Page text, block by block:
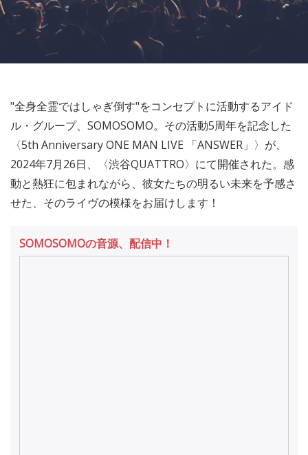
"全身全霊ではしゃぎ倒す"をコンセプトに活動するアイド
ル・グループ、SOMOSOMO。その活動5周年を記念した
〈5th Anniversary ONE MAN LIVE 「ANSWER」〉が、
2024年7月26日、〈渋谷QUATTRO〉にて開催された。感
動と熱狂に包まれながら、彼女たちの明るい未来を予感さ
せた、そのライヴの模様をお届けします！
SOMOSOMOの音源、配信中！